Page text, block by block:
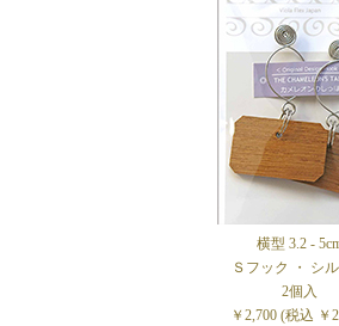
横型 3.2 -
Ｓフック ・ シ
2個入
￥2,700 (税込 ￥